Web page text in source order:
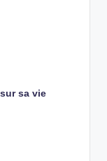
sa vie